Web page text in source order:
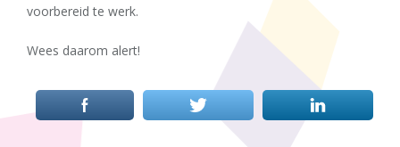
voorbereid te werk.
Wees daarom alert!